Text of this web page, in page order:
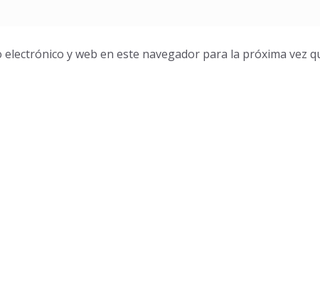
y web en este navegador para la próxima vez